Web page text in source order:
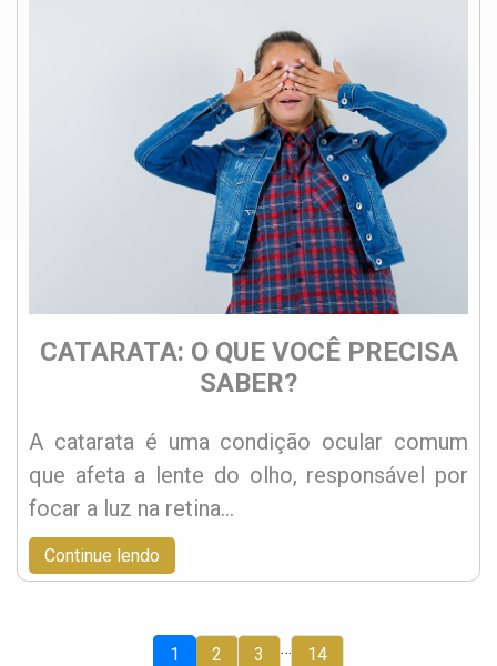
CATARATA: O QUE VOCÊ PRECISA
SABER?
A catarata é uma condição ocular comum
que afeta a lente do olho, responsável por
focar a luz na retina…
Continue lendo
1 2 3 … 14